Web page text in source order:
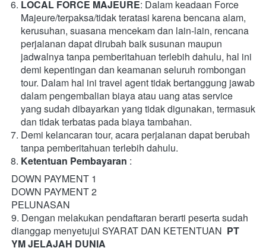
LOCAL FORCE MAJEURE: Dalam keadaan Force
Majeure/terpaksa/tidak teratasi karena bencana alam,
kerusuhan, suasana mencekam dan lain-lain, rencana
perjalanan dapat dirubah baik susunan maupun
jadwalnya tanpa pemberitahuan terlebih dahulu, hal ini
demi kepentingan dan keamanan seluruh rombongan
tour. Dalam hal ini travel agent tidak bertanggung jawab
dalam pengembalian biaya atau uang atas service
yang sudah dibayarkan yang tidak digunakan, termasuk
dan tidak terbatas pada biaya tambahan.
Demi kelancaran tour, acara perjalanan dapat berubah
tanpa pemberitahuan terlebih dahulu.
Ketentuan Pembayaran :
DOWN PAYMENT 1
DOWN PAYMENT 2
PELUNASAN
9. Dengan melakukan pendaftaran berarti peserta sudah
dianggap menyetujui SYARAT DAN KETENTUAN PT
YM JELAJAH DUNIA